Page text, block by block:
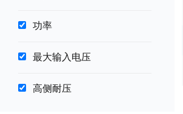
功率
最大输入电压
高侧耐压